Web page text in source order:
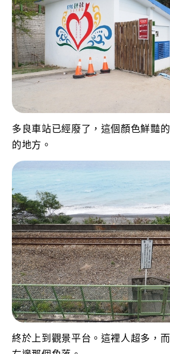
多良車站已經廢了，這個顏色鮮豔
的地方。
終於上到觀景平台。這裡人超多，